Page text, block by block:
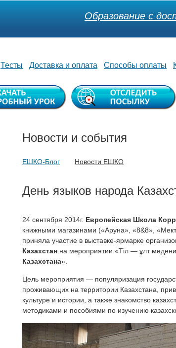
Образование с
Тесты Доставка и оплата Способы оплаты
Новости и события
ЕШКО-Блог Новости ЕШКО
День языков народа
24 сентября 2014г. Европейская Школа
книжными магазинами («Аруна», «8&8»,
приняла участие в выставке-ярмарке
Казахстан на мероприятии «Тіл — ұлт
Казахстана».
Цель мероприятия — популяризация
проживающих на территории Казахстана,
культуре и истории, а также знакомство
методиками и пособиями по изучению